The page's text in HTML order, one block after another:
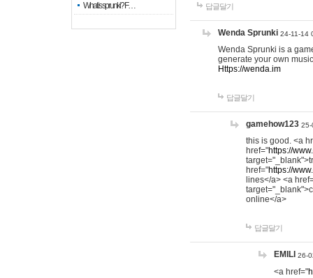
What is sprunki? F…
답글달기
Wenda Sprunki 24-11-14
Wenda Sprunki is a
generate your own
Https://wenda.im
답글달기
gamehow123 25-
this is good. <a
href="https://
href="https://
lines</a> <a
online</a>
답글달기
EMILI 26-
<a href="